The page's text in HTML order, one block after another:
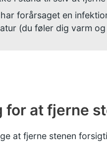
forårsaget en
(du føler dig varm
for at fjerne
at fjerne stenen